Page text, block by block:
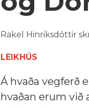
Rakel Hinriksdóttir
LEIKHÚS
Á hvaða vegferð
hvaðan erum við